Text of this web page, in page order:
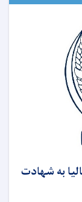
به شهادت